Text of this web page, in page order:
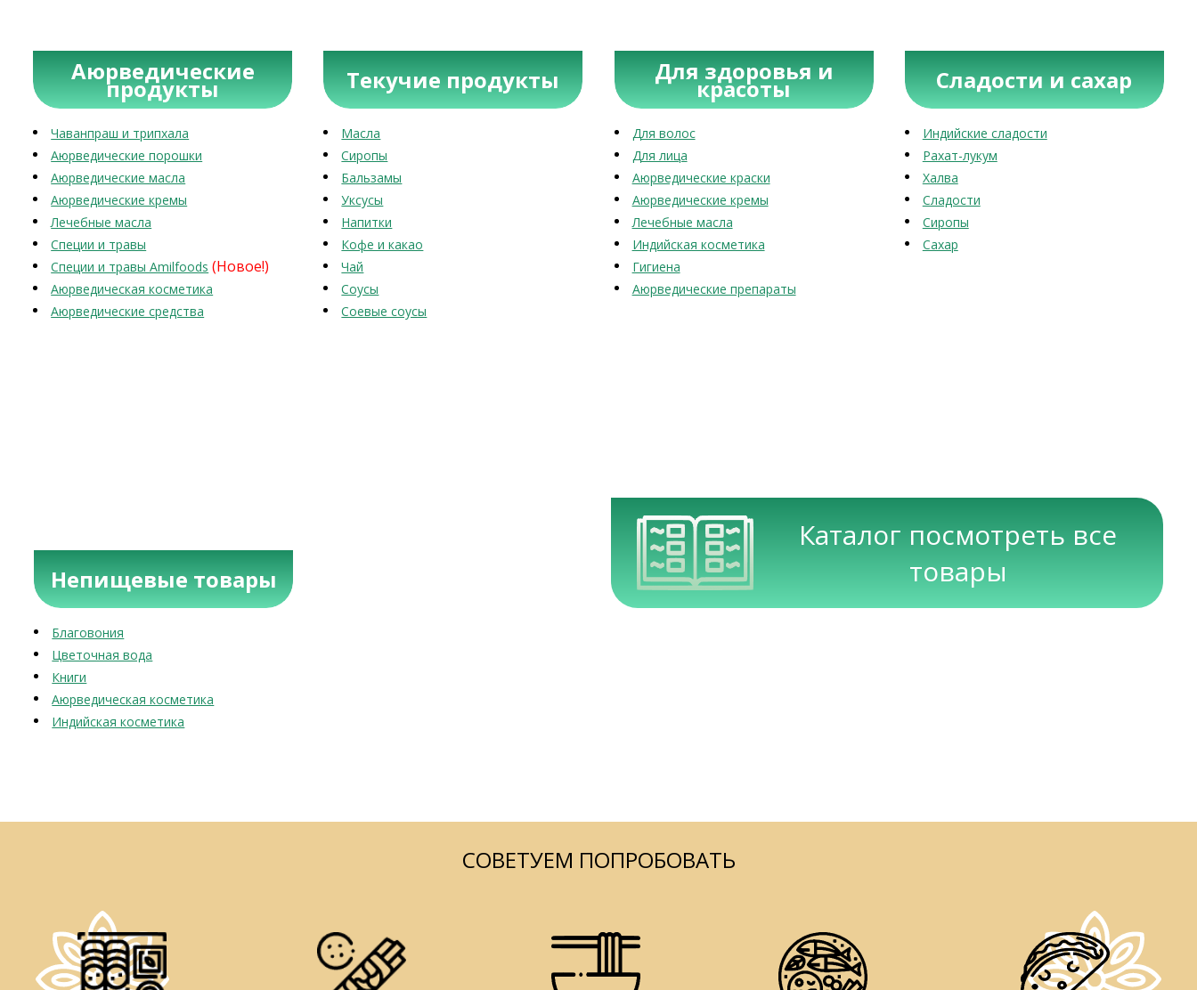
Аюрведические
продукты
Чаванпраш и трипхала
Аюрведические порошки
Аюрведические масла
Аюрведические кремы
Лечебные масла
Специи и травы
Специи и травы Amilfoods (Новое!)
Аюрведическая косметика
Аюрведические средства
Текучие продукты
Масла
Сиропы
Бальзамы
Уксусы
Напитки
Кофе и какао
Чай
Соусы
Соевые соусы
Для здоровья и
красоты
Для волос
Для лица
Аюрведические краски
Аюрведические кремы
Лечебные масла
Индийская косметика
Гигиена
Аюрведические препараты
Сладости и сахар
Индийские сладости
Рахат-лукум
Халва
Сладости
Сиропы
Сахар
Непищевые товары
Благовония
Цветочная вода
Книги
Аюрведическая косметика
Индийская косметика
Каталог посмотреть все
товары
СОВЕТУЕМ ПОПРОБОВАТЬ